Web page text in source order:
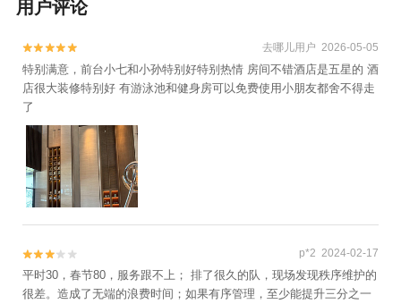
用户评论

 去哪儿用户 2026-05-05
特别满意，前台小七和小孙特别好特别热情 房间不错酒店是五星的 酒
店很大装修特别好 有游泳池和健身房可以免费使用小朋友都舍不得走
了

 p*2 2024-02-17
平时30，春节80，服务跟不上； 排了很久的队，现场发现秩序维护的
很差。造成了无端的浪费时间；如果有序管理，至少能提升三分之一